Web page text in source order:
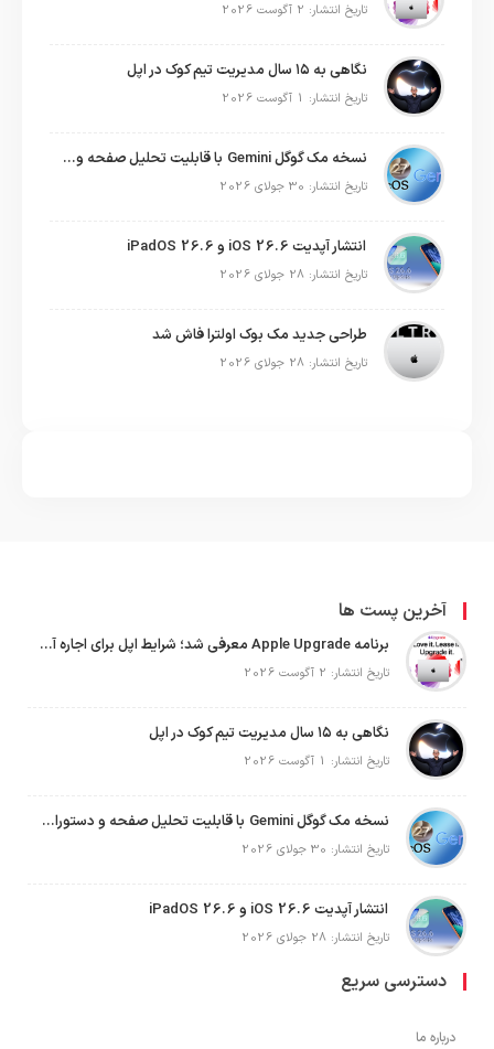
تاریخ انتشار: 2 آگوست 2026
نگاهی به ۱۵ سال مدیریت تیم کوک در اپل
تاریخ انتشار: 1 آگوست 2026
نسخه مک گوگل Gemini با قابلیت تحلیل صفحه و دستورات صوتی در به‌روزرسانی جدید
تاریخ انتشار: 30 جولای 2026
انتشار آپدیت iOS 26.6 و iPadOS 26.6
تاریخ انتشار: 28 جولای 2026
طراحی جدید مک بوک اولترا فاش شد
تاریخ انتشار: 28 جولای 2026
آخرین پست ها
برنامه Apple Upgrade معرفی شد؛ شرایط اپل برای اجاره آیفون، آیپد، مک و اپل واچ
تاریخ انتشار: 2 آگوست 2026
نگاهی به ۱۵ سال مدیریت تیم کوک در اپل
تاریخ انتشار: 1 آگوست 2026
نسخه مک گوگل Gemini با قابلیت تحلیل صفحه و دستورات صوتی در به‌روزرسانی جدید
تاریخ انتشار: 30 جولای 2026
انتشار آپدیت iOS 26.6 و iPadOS 26.6
تاریخ انتشار: 28 جولای 2026
دسترسی سریع
درباره ما